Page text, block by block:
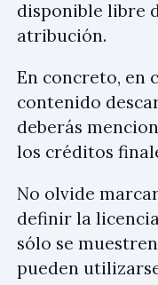
disponible libre
atribución.
En concreto, en
contenido
deberás
los créditos
No olvide
definir la
sólo se
pueden